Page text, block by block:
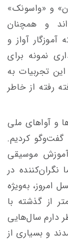
و «واسونک»
و همچنان
آموزگار آواز و
نمونه برای
تجربیات به
رفته از خاطر
و آواهای ملی
گفت‌وگو کردیم.
موسیقی
نگران‌کننده در
به‌ویژه
از گذشته با
دارم سال‌هایی
و بسیاری از